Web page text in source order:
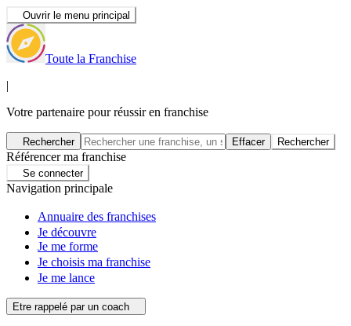
Ouvrir le menu principal
Toute la Franchise
|
Votre partenaire pour réussir en franchise
Rechercher Effacer Rechercher
Référencer ma franchise
Se connecter
Navigation principale
Annuaire des franchises
Je découvre
Je me forme
Je choisis ma franchise
Je me lance
Etre rappelé par un coach